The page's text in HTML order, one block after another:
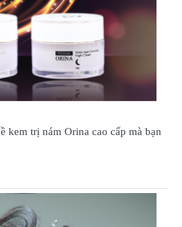
kem trị nám Orina cao cấp mà bạn